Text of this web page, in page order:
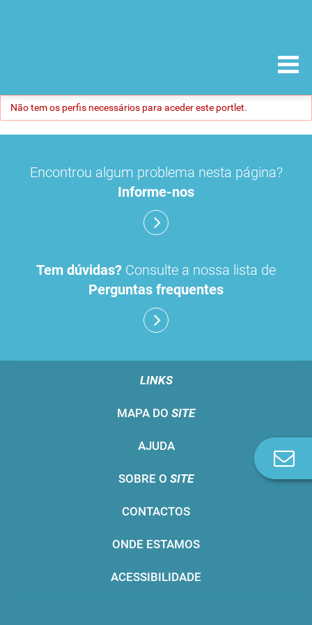
Não tem os perfis necessários para aceder este portlet.
Encontrou algum problema nesta página?
Informe-nos
Tem dúvidas? Consulte a nossa lista de
Perguntas frequentes
LINKS
MAPA DO SITE
AJUDA
SOBRE O SITE
CONTACTOS
ONDE ESTAMOS
ACESSIBILIDADE